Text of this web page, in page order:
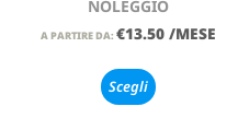
NOLEGGIO
A PARTIRE DA: €13.50 /MESE
Scegli